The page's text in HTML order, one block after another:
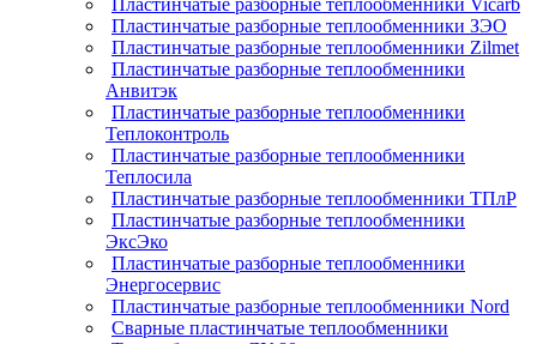
Пластинчатые разборные теплообменники Vicarb
Пластинчатые разборные теплообменники ЗЭО
Пластинчатые разборные теплообменники Zilmet
Пластинчатые разборные теплообменники
Анвитэк
Пластинчатые разборные теплообменники
Теплоконтроль
Пластинчатые разборные теплообменники
Теплосила
Пластинчатые разборные теплообменники ТПлР
Пластинчатые разборные теплообменники
ЭксЭко
Пластинчатые разборные теплообменники
Энергосервис
Пластинчатые разборные теплообменники Nord
Сварные пластинчатые теплообменники